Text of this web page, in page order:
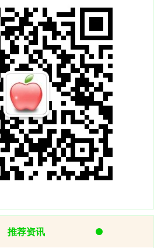
推荐资讯